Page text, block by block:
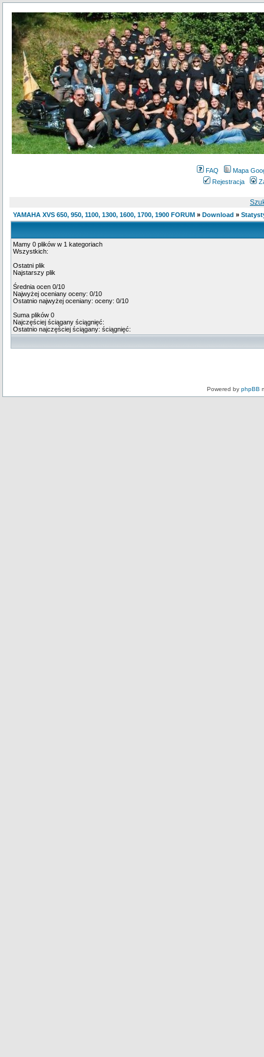
FAQ
Mapa
Rejestracja
YAMAHA XVS 650, 950, 1100, 1300, 1600, 1700, 1900 FORUM » Download »
Mamy 0 plików w 1 kategoriach
Wszystkich:
Ostatni plik
Najstarszy plik
Średnia ocen 0/10
Najwyżej oceniany oceny: 0/10
Ostatnio najwyżej oceniany: oceny: 0/10
Suma plików 0
Najczęściej ściągany ściągnięć:
Ostatnio najczęściej ściągany: ściągnięć:
Powered by phpBB